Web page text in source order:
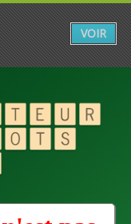
VOIR